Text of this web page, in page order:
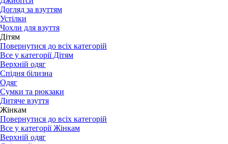
Догляд за взуттям
Устілки
Чохли для взуття
Дітям
Повернутися до всіх категорій
Все у категорії Дітям
Верхній одяг
Спідня білизна
Одяг
Сумки та рюкзаки
Дитяче взуття
Жінкам
Повернутися до всіх категорій
Все у категорії Жінкам
Верхній одяг